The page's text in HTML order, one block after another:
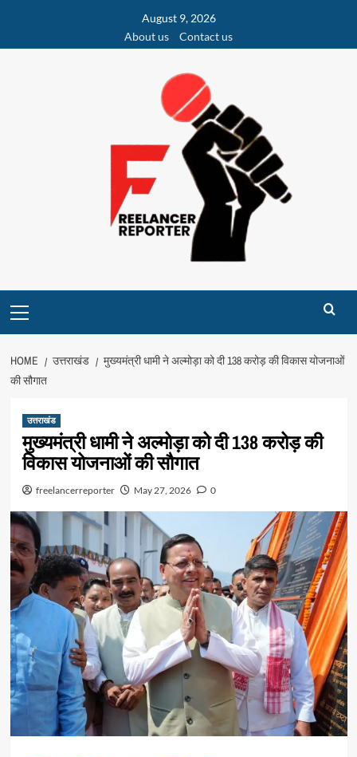
content
August 9, 2026
About us
Contact us
Menu
HOME उत्तराखंड
मुख्यमंत्री धामी ने अल्मोड़ा को दी 138 करोड़ की विकास योजनाओं
की सौगात
उत्तराखंड
मुख्यमंत्री धामी ने अल्मोड़ा को दी 138 करोड़ की
विकास योजनाओं की सौगात
freelancerreporter May 27, 2026 0